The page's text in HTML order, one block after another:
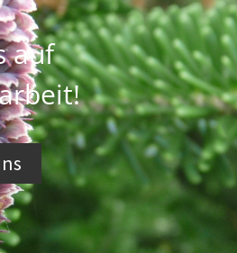
auf